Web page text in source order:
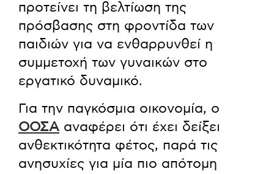
προτείνει τη βελτίωση της
πρόσβασης στη φροντίδα των
παιδιών για να ενθαρρυνθεί η
συμμετοχή των γυναικών στο
εργατικό δυναμικό.
Για την παγκόσμια οικονομία, ο
ΟΟΣΑ αναφέρει ότι έχει δείξει
ανθεκτικότητα φέτος, παρά τις
ανησυχίες για μία πιο απότομη